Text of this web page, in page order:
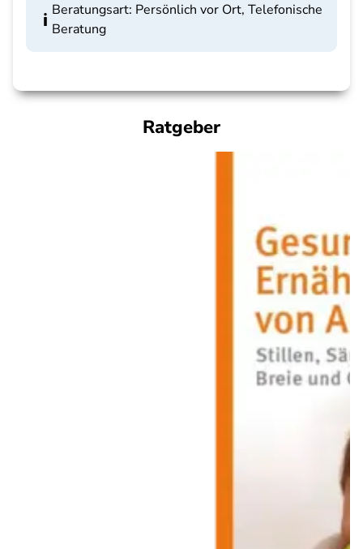
Beratungsart: Persönlich vor Ort, Telefonische
Beratung
Ratgeber